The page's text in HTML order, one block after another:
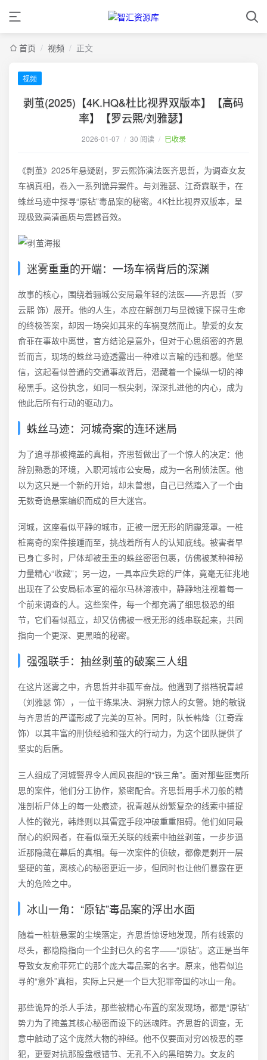
首页 / 视频 / 正文
视频
剥茧(2025)【4K.HQ&杜比视界双版本】【高码
率】【罗云熙/刘雅瑟】
2026-01-07 / 30 阅读 / 已收录
《剥茧》2025年悬疑剧，罗云熙饰演法医齐思哲，为调查女友
车祸真相，卷入一系列诡异案件。与刘雅瑟、江奇霖联手，在
蛛丝马迹中探寻“原钻”毒品案的秘密。4K杜比视界双版本，呈
现极致高清画质与震撼音效。
迷雾重重的开端：一场车祸背后的深渊
故事的核心，围绕着骊城公安局最年轻的法医——齐思哲（罗
云熙 饰）展开。他的人生，本应在解剖刀与显微镜下探寻生命
的终极答案，却因一场突如其来的车祸戛然而止。挚爱的女友
俞菲在事故中离世，官方结论是意外，但对于心思缜密的齐思
哲而言，现场的蛛丝马迹透露出一种难以言喻的违和感。他坚
信，这起看似普通的交通事故背后，潜藏着一个操纵一切的神
秘黑手。这份执念，如同一根尖刺，深深扎进他的内心，成为
他此后所有行动的驱动力。
蛛丝马迹：河城奇案的连环迷局
为了追寻那被掩盖的真相，齐思哲做出了一个惊人的决定：他
辞别熟悉的环境，入职河城市公安局，成为一名刑侦法医。他
以为这只是一个新的开始，却未曾想，自己已然踏入了一个由
无数奇诡悬案编织而成的巨大迷宫。
河城，这座看似平静的城市，正被一层无形的阴霾笼罩。一桩
桩离奇的案件接踵而至，挑战着所有人的认知底线。被害者早
已身亡多时，尸体却被重重的蛛丝密密包裹，仿佛被某种神秘
力量精心“收藏”；另一边，一具本应失踪的尸体，竟毫无征兆地
出现在了公安局标本室的福尔马林溶液中，静静地注视着每一
个前来调查的人。这些案件，每一个都充满了细思极恐的细
节，它们看似孤立，却又仿佛被一根无形的线串联起来，共同
指向一个更深、更黑暗的秘密。
强强联手：抽丝剥茧的破案三人组
在这片迷雾之中，齐思哲并非孤军奋战。他遇到了搭档祝青越
（刘雅瑟 饰），一位干练果决、洞察力惊人的女警。她的敏锐
与齐思哲的严谨形成了完美的互补。同时，队长韩烽（江奇霖
饰）以其丰富的刑侦经验和强大的行动力，为这个团队提供了
坚实的后盾。
三人组成了河城警界令人闻风丧胆的“铁三角”。面对那些匪夷所
思的案件，他们分工协作，紧密配合。齐思哲用手术刀般的精
准剖析尸体上的每一处痕迹，祝青越从纷繁复杂的线索中捕捉
人性的微光，韩烽则以其雷霆手段冲破重重阻碍。他们如同最
耐心的织网者，在看似毫无关联的线索中抽丝剥茧，一步步逼
近那隐藏在幕后的真相。每一次案件的侦破，都像是剥开一层
坚硬的茧，离核心的秘密更近一步，但同时也让他们暴露在更
大的危险之中。
冰山一角：“原钻”毒品案的浮出水面
随着一桩桩悬案的尘埃落定，齐思哲惊讶地发现，所有线索的
尽头，都隐隐指向一个尘封已久的名字——“原钻”。这正是当年
导致女友俞菲死亡的那个庞大毒品案的名字。原来，他看似追
寻的“意外”真相，实际上只是一个巨大犯罪帝国的冰山一角。
那些诡异的杀人手法，那些被精心布置的案发现场，都是“原钻”
势力为了掩盖其核心秘密而设下的迷魂阵。齐思哲的调查，无
意中触动了这个庞然大物的神经。他不仅要面对穷凶极恶的罪
犯，更要对抗那股盘根错节、无孔不入的黑暗势力。女友的